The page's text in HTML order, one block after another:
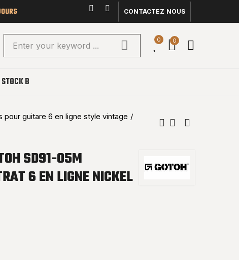
CONTACTEZ NOUS
0 0
STOCK B
pour guitare 6 en ligne style vintage
SD91-05M
6 EN LIGNE NICKEL